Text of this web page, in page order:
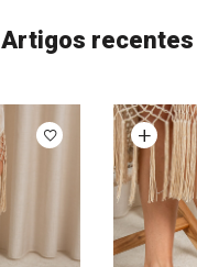
Artigos recentes
Ver opções